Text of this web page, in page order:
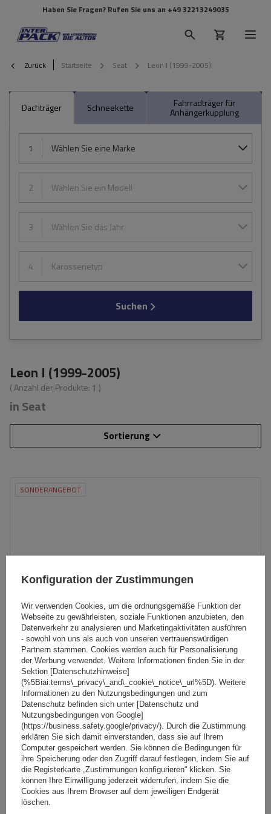
Haben Sie Fragen? Rufen Sie uns an +49 32213249035
Zurück Startseite Seat Leon I (1999-2005)
Dachträger Schneekette Fahrradträger für
Anhängerkupplung
1 Wählen Sie eine Marke
2 Wählen Sie ein Modell
3 Wählen Sie das Jahr
4 Karosserietyp
Suchen
Leon I (1999-2005)
( Anzahl der Produkte: 1 )
in Seat
Sortierung
SONDERANGEBOT
Inter Pack Virgo FP 120 (G2) Dachgepäckträger für
Montagepunkte
77,30 €inkl. MwSt
Niedrigster Preis in 30 Tagen vor Rabatt:90,99 € -15%
Große Menge verfügbar
Wir versenden schon am11. August
In den
Konfiguration der Zustimmungen
Wir verwenden Cookies, um die ordnungsgemäße Funktion der
Webseite zu gewährleisten, soziale Funktionen anzubieten, den
Datenverkehr zu analysieren und Marketingaktivitäten ausführen
- sowohl von uns als auch von unseren vertrauenswürdigen
Partnern stammen. Cookies werden auch für Personalisierung
der Werbung verwendet. Weitere Informationen finden Sie in der
Sektion [Datenschutzhinweise]
(%5Biai:terms\_privacy\_and\_cookie\_notice\_url%5D). Weitere
Informationen zu den Nutzungsbedingungen und zum
Datenschutz befinden sich unter [Datenschutz und
Nutzungsbedingungen von Google]
(https://business.safety.google/privacy/). Durch die Zustimmung
erklären Sie sich damit einverstanden, dass sie auf Ihrem
Computer gespeichert werden. Sie können die Bedingungen für
ihre Speicherung oder den Zugriff darauf festlegen, indem Sie auf
die Registerkarte „Zustimmungen konfigurieren“ klicken. Sie
können Ihre Einwilligung jederzeit widerrufen, indem Sie die
Cookies aus Ihrem Browser auf dem jeweiligen Endgerät
löschen.